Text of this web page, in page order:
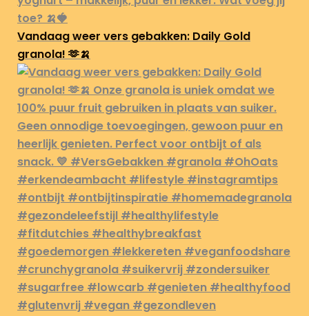
Vandaag weer vers gebakken: Daily Gold
granola! 🫶🍌